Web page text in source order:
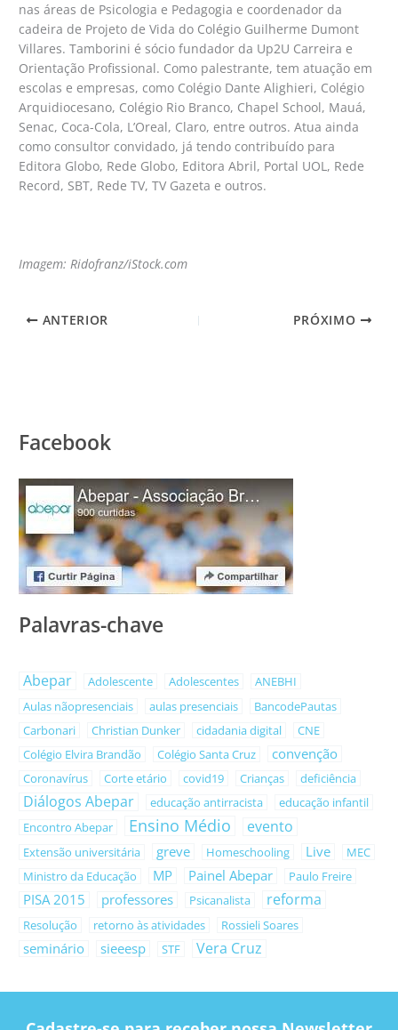
nas áreas de Psicologia e Pedagogia e coordenador da
cadeira de Projeto de Vida do Colégio Guilherme Dumont
Villares. Tamborini é sócio fundador da Up2U Carreira e
Orientação Profissional. Como palestrante, tem atuação em
escolas e empresas, como Colégio Dante Alighieri, Colégio
Arquidiocesano, Colégio Rio Branco, Chapel School, Mauá,
Senac, Coca-Cola, L’Oreal, Claro, entre outros. Atua ainda
como consultor convidado, já tendo contribuído para
Editora Globo, Rede Globo, Editora Abril, Portal UOL, Rede
Record, SBT, Rede TV, TV Gazeta e outros.
Imagem: Ridofranz/iStock.com
ANTERIOR PRÓXIMO
Facebook
Palavras-chave
Abepar Adolescente Adolescentes
ANEBHI
Aulas nãopresenciais
aulas presenciais
BancodePautas
Carbonari
Christian Dunker cidadania digital
CNE
Colégio Elvira Brandão
Colégio Santa Cruz convenção
Coronavírus Corte etário covid19 Crianças deficiência
Diálogos Abepar educação antirracista
educação infantil
Encontro Abepar
Ensino Médio evento
Extensão universitária greve Homeschooling Live
MEC
Ministro da Educação
MP Painel Abepar Paulo Freire
PISA 2015 professores Psicanalista reforma
Resolução retorno às atividades Rossieli Soares
seminário sieeesp STF Vera Cruz